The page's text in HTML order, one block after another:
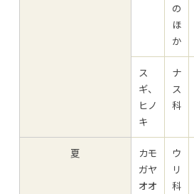
の
ほ
か
ス
ギ、
ヒノ
キ
ナ
ス
科
夏
カモ
ガヤ
オオ
ウ
リ
科